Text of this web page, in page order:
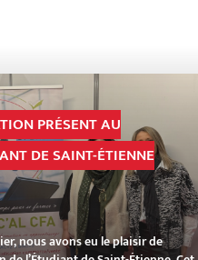
PRÉSENT AU
DE SAINT-ÉTIENNE
nous avons eu le plaisir de